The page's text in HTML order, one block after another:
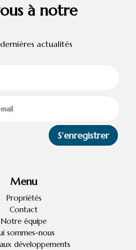
à notre
actualités
S’enregistrer
Menu
Propriétés
Contact
Notre équipe
sommes-nous
développements